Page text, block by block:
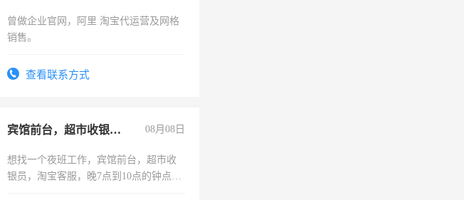
曾做企业官网，阿里 淘宝代运营及网格
销售。
查看联系方式
宾馆前台，超市收银员，淘宝客服 08月08日
想找一个夜班工作，宾馆前台，超市收
银员，淘宝客服，晚7点到10点的钟点